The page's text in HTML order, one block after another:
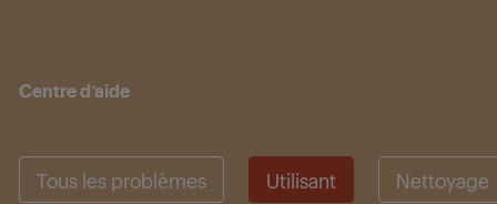
Centre d’aide
Tous les problèmes Utilisant Nettoyage